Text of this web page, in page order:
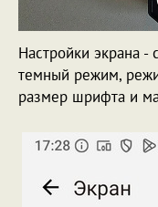
Настройки экрана -
темный режим,
размер шрифта и